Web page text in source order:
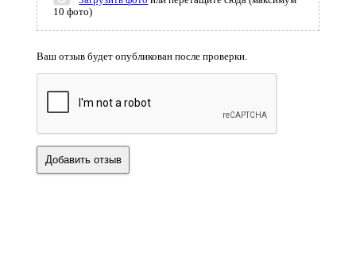
10 фото)
Ваш отзыв будет опубликован после проверки.